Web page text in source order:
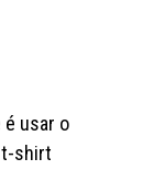
é usar o
t-shirt